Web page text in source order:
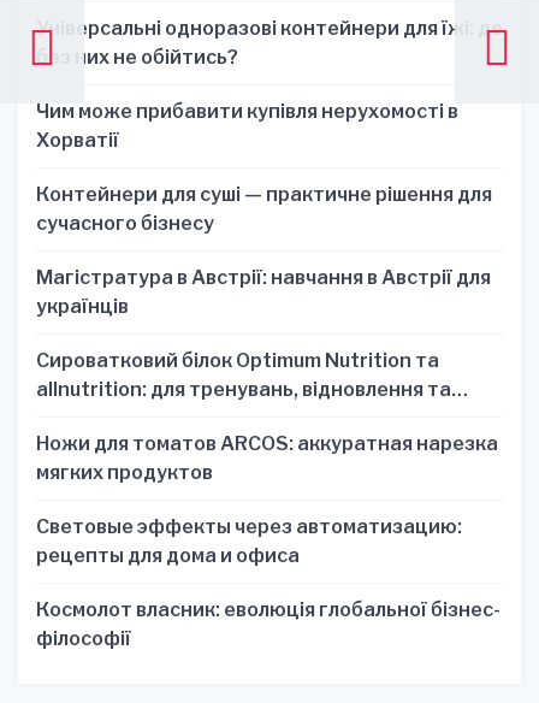
Універсальні одноразові контейнери для їжі: де
без них не обійтись?
Чим може прибавити купівля нерухомості в
Хорватії
Контейнери для суші — практичне рішення для
сучасного бізнесу
Магістратура в Австрії: навчання в Австрії для
українців
Сироватковий білок Optimum Nutrition та
allnutrition: для тренувань, відновлення та
Ножи для томатов ARCOS: аккуратная нарезка
мягких продуктов
Световые эффекты через автоматизацию:
рецепты для дома и офиса
Космолот власник: еволюція глобальної бізнес-
філософії